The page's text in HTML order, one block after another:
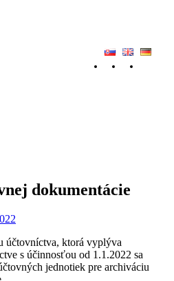
dokumentácie
účtovníctva, ktorá vyplýva
s účinnosťou od 1.1.2022 sa
jednotiek pre archiváciu